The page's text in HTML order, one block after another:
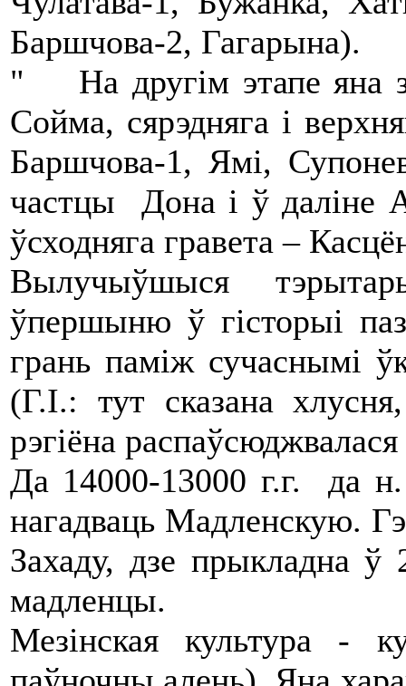
Баршчова-2, Гагарына).
" На другім этапе яна
Сойма, сярэдняга і
Баршчова-1, Ямі,
частцы Дона і ў даліне
ўсходняга гравета –
Вылучыўшыся
ўпершыню ў гісторыі
грань паміж сучаснымі
(Г.І.: тут сказана
рэгіёна
Да 14000-13000 г.г. да н.
нагадваць Мадленскую.
Захаду, дзе прыкладна ў
мадленцы.
Мезінская культура -